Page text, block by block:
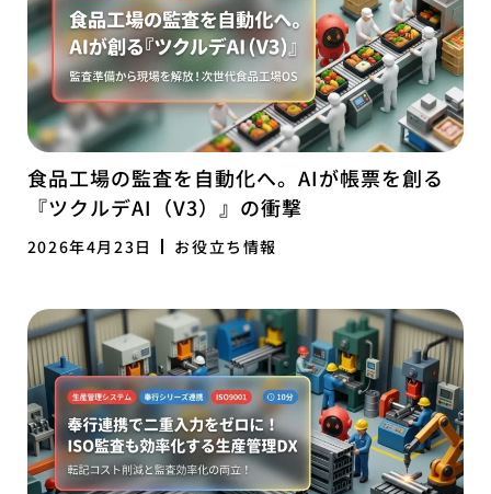
食品工場の監査を自動化へ。AIが帳票を創る
『ツクルデAI（V3）』の衝撃
2026年4月23日 お役立ち情報